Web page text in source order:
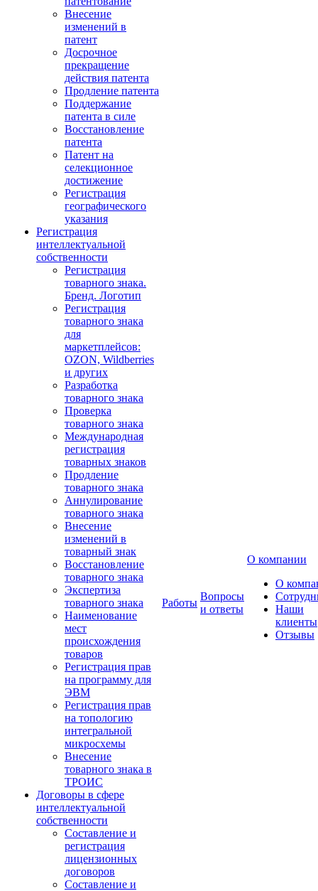
Внесение
изменений в
патент
Досрочное
прекращение
действия патента
Продление патента
Поддержание
патента в силе
Восстановление
патента
Патент на
селекционное
достижение
Регистрация
географического
указания
Регистрация
интеллектуальной
собственности
Регистрация
товарного знака.
Бренд. Логотип
Регистрация
товарного знака
для
маркетплейсов:
OZON, Wildberries
и других
Разработка
товарного знака
Проверка
товарного знака
Международная
регистрация
товарных знаков
Продление
товарного знака
Аннулирование
товарного знака
Внесение
изменений в
товарный знак
Восстановление
товарного знака
Экспертиза
товарного знака
Наименование
мест
происхождения
товаров
Регистрация прав
на программу для
ЭВМ
Регистрация прав
на топологию
интегральной
микросхемы
Внесение
товарного знака в
ТРОИС
Договоры в сфере
интеллектуальной
собственности
Составление и
регистрация
лицензионных
договоров
Составление и
Работы
Вопросы
и ответы
О компании
О
Наши
клиенты
Отзывы